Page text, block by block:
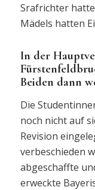
Srafrichter
Mädels hatten
In der
Beiden dann
Die
noch nicht auf
Revision
verbeschieden
abgeschaffte
erweckte